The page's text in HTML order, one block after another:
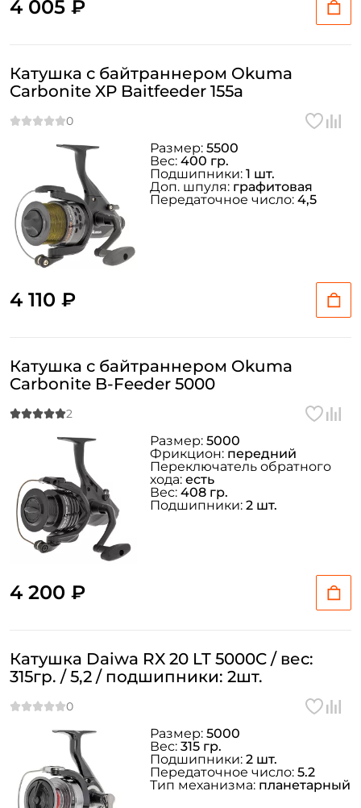
4 005 ₽
Катушка с байтраннером Okuma
Carbonite XP Baitfeeder 155a
4 110 ₽
Размер: 5500
Вес: 400 гр.
Подшипники: 1 шт.
Доп. шпуля: графитовая
Передаточное число: 4,5
Катушка с байтраннером Okuma
Carbonite B-Feeder 5000
4 200 ₽
Размер: 5000
Фрикцион: передний
Переключатель обратного
хода: есть
Вес: 408 гр.
Подшипники: 2 шт.
Катушка Daiwa RX 20 LT 5000C / вес:
315гр. / 5,2 / подшипники: 2шт.
Размер: 5000
Вес: 315 гр.
Подшипники: 2 шт.
Передаточное число: 5.2
Тип механизма: планетарный